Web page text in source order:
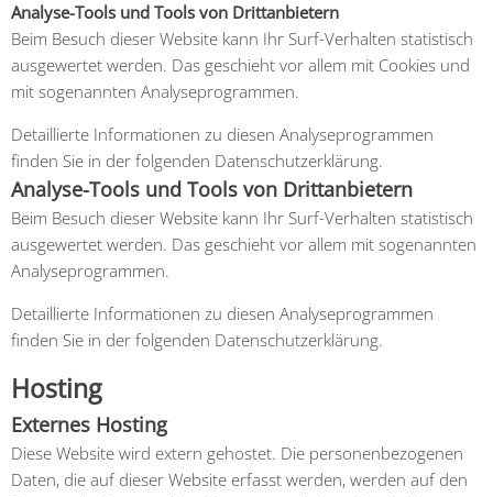
Analyse-Tools und Tools von Drittanbietern
Beim Besuch dieser Website kann Ihr Surf-Verhalten statistisch
ausgewertet werden. Das geschieht vor allem mit Cookies und
mit sogenannten Analyseprogrammen.
Detaillierte Informationen zu diesen Analyseprogrammen
finden Sie in der folgenden Datenschutzerklärung.
Analyse-Tools und Tools von Drittanbietern
Beim Besuch dieser Website kann Ihr Surf-Verhalten statistisch
ausgewertet werden. Das geschieht vor allem mit sogenannten
Analyseprogrammen.
Detaillierte Informationen zu diesen Analyseprogrammen
finden Sie in der folgenden Datenschutzerklärung.
Hosting
Externes Hosting
Diese Website wird extern gehostet. Die personenbezogenen
Daten, die auf dieser Website erfasst werden, werden auf den